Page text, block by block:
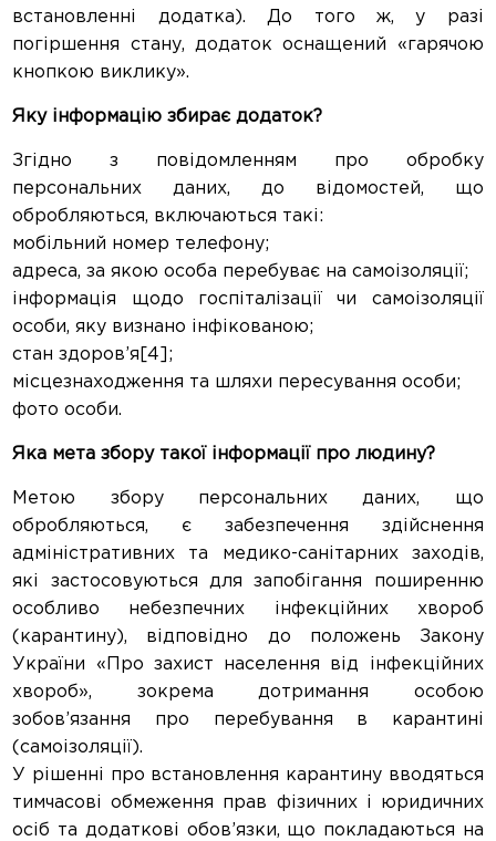
встановленні додатка). До того ж, у разі
погіршення стану, додаток оснащений «гарячою
кнопкою виклику».
Яку інформацію збирає додаток?
Згідно з повідомленням про обробку
персональних даних, до відомостей, що
обробляються, включаються такі:
мобільний номер телефону;
адреса, за якою особа перебуває на самоізоляції;
інформація щодо госпіталізації чи самоізоляції
особи, яку визнано інфікованою;
стан здоров’я[4];
місцезнаходження та шляхи пересування особи;
фото особи.
Яка мета збору такої інформації про людину?
Метою збору персональних даних, що
обробляються, є забезпечення здійснення
адміністративних та медико-санітарних заходів,
які застосовуються для запобігання поширенню
особливо небезпечних інфекційних хвороб
(карантину), відповідно до положень Закону
України «Про захист населення від інфекційних
хвороб», зокрема дотримання особою
зобов’язання про перебування в карантині
(самоізоляції).
У рішенні про встановлення карантину вводяться
тимчасові обмеження прав фізичних і юридичних
осіб та додаткові обов’язки, що покладаються на